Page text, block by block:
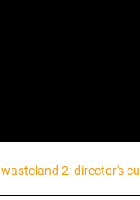
wasteland 2: director's